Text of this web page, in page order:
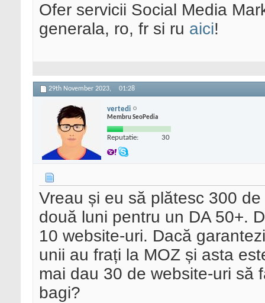
Ofer servicii Social Media
generala, ro, fr si ru aici!
29th November 2023, 01:28
vertedi
Membru SeoPedia
Reputatie: 30
Vreau și eu să plătesc 300
două luni pentru un DA 50+.
10 website-uri. Dacă
unii au frați la MOZ și asta
mai dau 30 de website-uri să
bagi?